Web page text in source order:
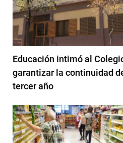
Educación intimó al
garantizar la continuidad
tercer año